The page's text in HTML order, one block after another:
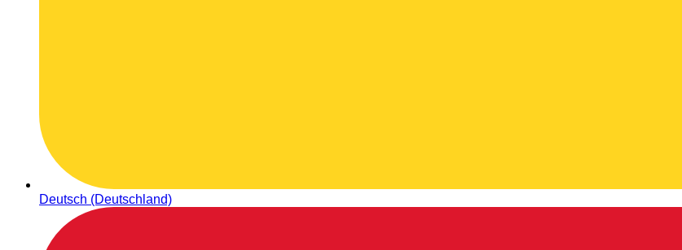
Deutsch (Deutschland)